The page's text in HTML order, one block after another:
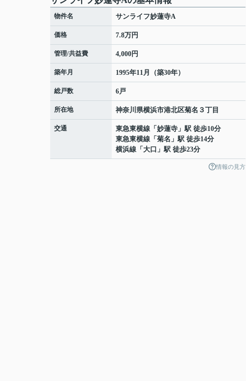
物件名 サンライフ妙蓮寺A
価格 7.8万円
管理/共益費 4,000円
築年月 1995年11月（築30年）
総戸数 6戸
所在地 神奈川県横浜市港北区菊名 ３丁目
交通 東急東横線 「 妙蓮寺 」駅 徒歩10分
東急東横線 「 菊名 」駅 徒歩14分
横浜線 「 大口 」駅 徒歩23分
情報の見方